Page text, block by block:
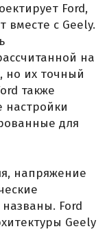
Ford,
вместе с Geely.
на
но их точный
также
настройки
для
напряжение
Ford
Geely